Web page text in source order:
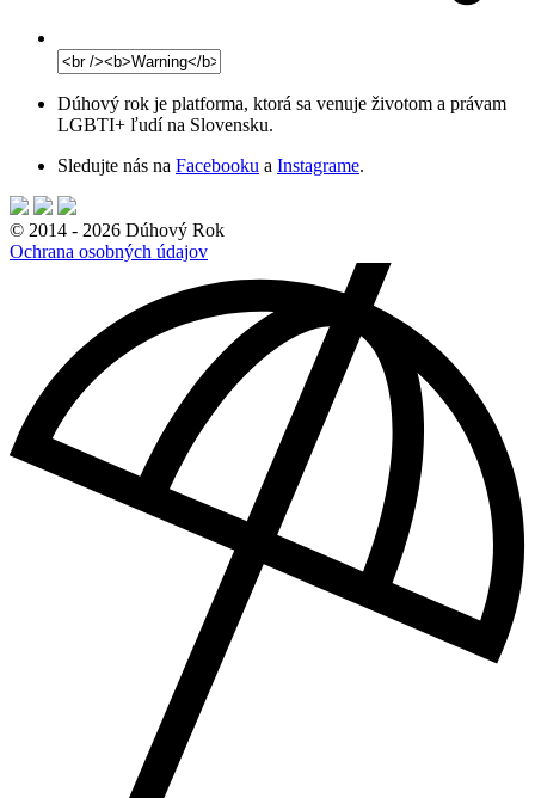
Dúhový rok je platforma, ktorá sa venuje životom a právam
LGBTI+ ľudí na Slovensku.
Sledujte nás na Facebooku a Instagrame.
© 2014 - 2026 Dúhový Rok
Ochrana osobných údajov